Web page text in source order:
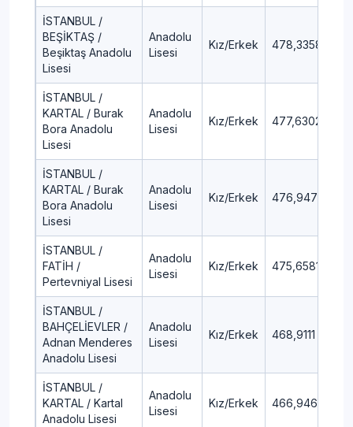
İSTANBUL /
BEŞİKTAŞ /
Beşiktaş Anadolu
Lisesi
Anadolu
Lisesi
Kız/Erkek 478,3358
İSTANBUL /
KARTAL / Burak
Bora Anadolu
Lisesi
Anadolu
Lisesi
Kız/Erkek 477,6302
İSTANBUL /
KARTAL / Burak
Bora Anadolu
Lisesi
Anadolu
Lisesi
Kız/Erkek 476,9471
İSTANBUL /
FATİH /
Pertevniyal Lisesi
Anadolu
Lisesi
Kız/Erkek 475,6581
İSTANBUL /
BAHÇELİEVLER /
Adnan Menderes
Anadolu Lisesi
Anadolu
Lisesi
Kız/Erkek 468,9111
İSTANBUL /
KARTAL / Kartal
Anadolu Lisesi
Anadolu
Lisesi
Kız/Erkek 466,9468